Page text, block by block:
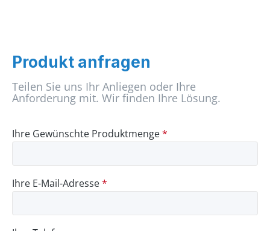
Produkt anfragen
Teilen Sie uns Ihr Anliegen oder Ihre
Anforderung mit. Wir finden Ihre Lösung.
Ihre Gewünschte Produktmenge*
Ihre E-Mail-Adresse*